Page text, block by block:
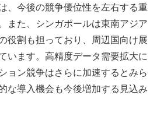
、今後の競争優位性を左右する重
また、シンガポールは東南アジア
役割も担っており、周辺国向け展
います。高精度データ需要拡大に
ョン競争はさらに加速するとみら
な導入機会も今後増加する見込み